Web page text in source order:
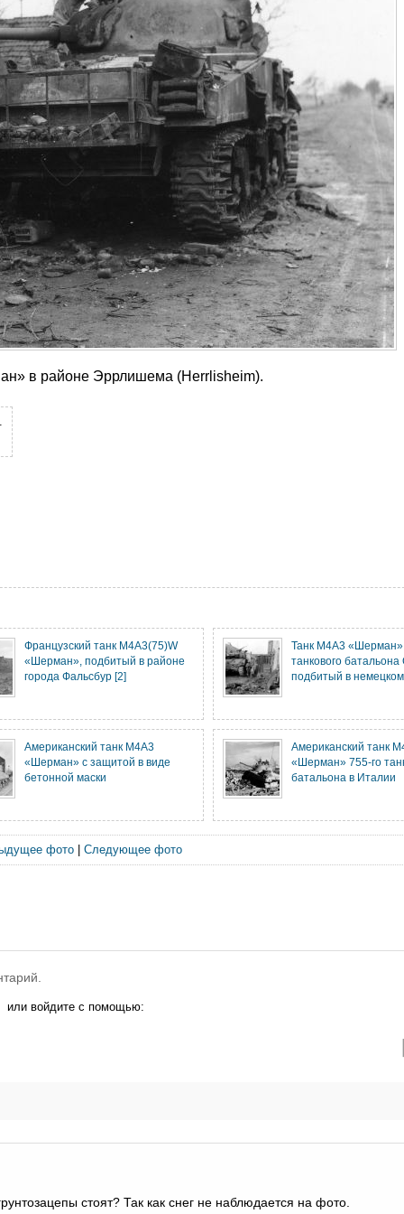
в районе Эррлишема (Herrlisheim).
Французский танк M4A3(75)W
«Шерман», подбитый в районе
города Фальсбур [2]
Танк M4A3 «Шерман»
танкового
подбитый в
Американский танк M4A3
«Шерман» с защитой в виде
бетонной маски
Американский танк
«Шерман» 755-го
батальона в Италии
фото| Следующее фото
или войдите с помощью:
стоят? Так как снег не наблюдается на фото.